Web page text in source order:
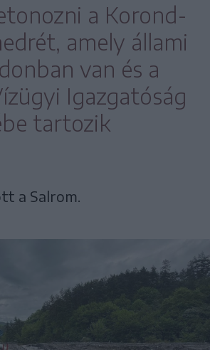
a Korond-
amely állami
van és a
Igazgatóság
tartozik
a Salrom.